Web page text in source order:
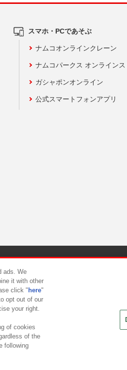
スマホ・PCであそぶ
ナムコオンラインクレーン
ナムコパークス オンラインス
ガシャポンオンライン
公式スマートフォンアプリ
ント対応方針
ads. We
it with other
click " here"
opt out of our
your right.
of cookies
of the
following